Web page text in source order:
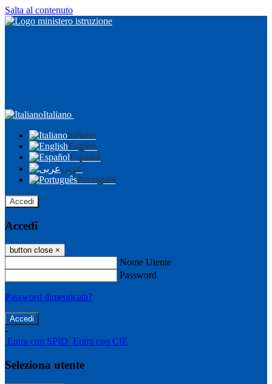
Salta al contenuto
Italiano
Italiano
English
Español
عربى
Português
Accedi
Accedi
button close ×
Nome Utente
Password
Password dimenticata?
-
Entra con SPID Entra con CIE
Seleziona utente